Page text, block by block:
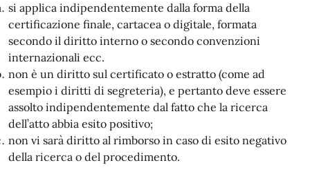
si applica indipendentemente dalla forma della
certificazione finale, cartacea o digitale, formata
secondo il diritto interno o secondo convenzioni
internazionali ecc.
non è un diritto sul certificato o estratto (come ad
esempio i diritti di segreteria), e pertanto deve essere
assolto indipendentemente dal fatto che la ricerca
dell’atto abbia esito positivo;
non vi sarà diritto al rimborso in caso di esito negativo
della ricerca o del procedimento.